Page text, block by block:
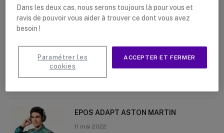
La meilleure tablette pour une
utilisation professionnelle
Motorola CLP446e et Motorola CLP446
EPOS ADAPT ASTON MARTIN
11 mai 2022
Dans les deux cas, nous serons toujours là pour vous et
ravis de pouvoir vous aider à trouver ce dont vous avez
besoin !
ACCEPTER ET FERMER
Paramétrer les
cookies